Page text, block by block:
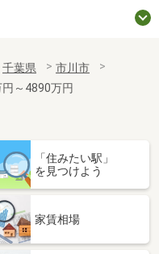
千葉県
市川市
～4890万円
「住みたい駅」
を見つけよう
家賃相場